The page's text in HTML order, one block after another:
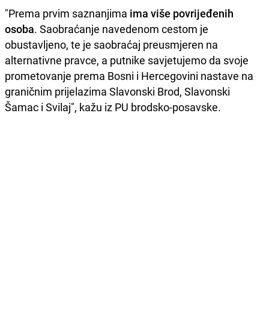
"Prema prvim saznanjima ima više povrijeđenih
osoba. Saobraćanje navedenom cestom je
obustavljeno, te je saobraćaj preusmjeren na
alternativne pravce, a putnike savjetujemo da svoje
prometovanje prema Bosni i Hercegovini nastave na
graničnim prijelazima Slavonski Brod, Slavonski
Šamac i Svilaj", kažu iz PU brodsko-posavske.